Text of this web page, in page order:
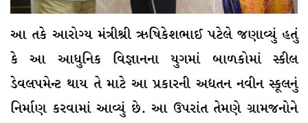
આ તકે આરોગ્ય મંત્રીશ્રી ઋષિકેશભાઈ પટેલે જણાવ્યું હતું
કે આ આધુનિક વિજ્ઞાનના યુગમાં બાળકોમાં સ્કીલ
ડેવલપમેન્ટ થાય તે માટે આ પ્રકારની અદ્યતન નવીન સ્કૂલનું
નિર્માણ કરવામાં આવ્યું છે. આ ઉપરાંત તેમણે ગ્રામજનોને